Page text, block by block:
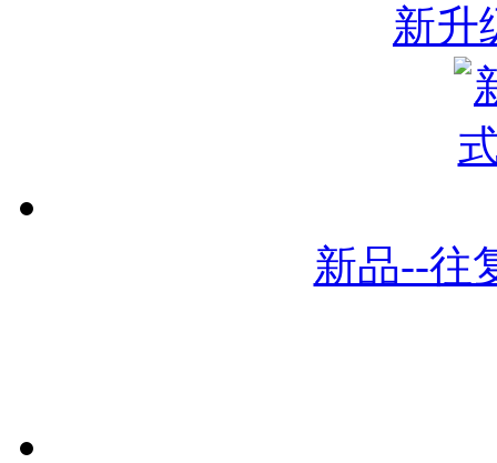
新升
新品--往